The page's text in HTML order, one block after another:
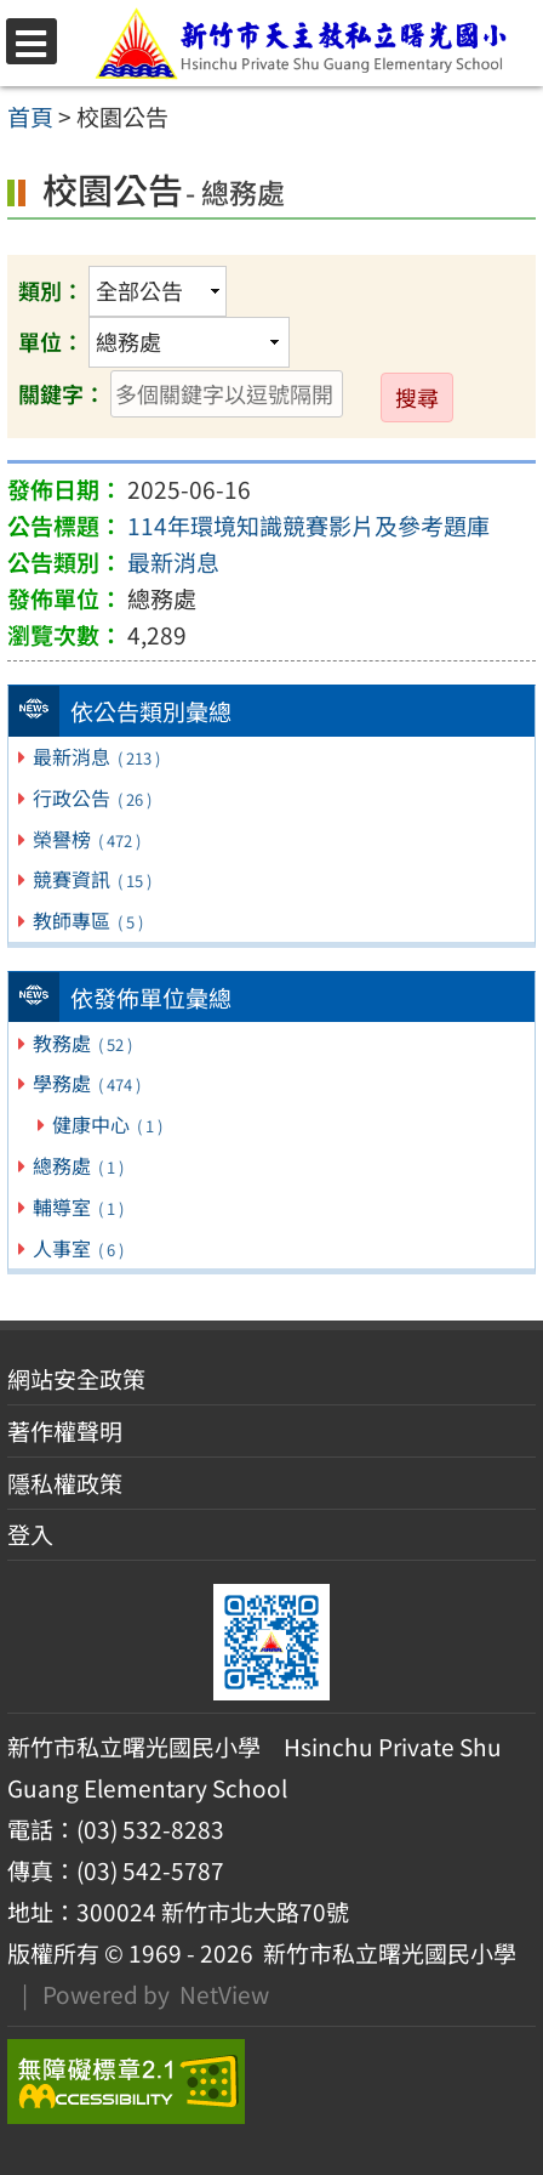
跳
至
主
內
容
選
單
首頁>校園公告
依公告類別彙總
最新消息 ( 213 )
行政公告 ( 26 )
榮譽榜 ( 472 )
競賽資訊 ( 15 )
教師專區 ( 5 )
依發佈單位彙總
教務處 ( 52 )
學務處 ( 474 )
健康中心 ( 1 )
總務處 ( 1 )
輔導室 ( 1 )
人事室 ( 6 )
校園公告- 總務處
類別：
單位：
關鍵字：
送
出
2025-06-16
114年環境知識競賽影片及參考題庫
最新消息
總務處
4,289
網站安全政策
著作權聲明
隱私權政策
登入
新竹市私立曙光國民小學 Hsinchu Private Shu
Guang Elementary School
電話：(03) 532-8283
傳真：(03) 542-5787
地址：300024 新竹市北大路70號
版權所有 © 1969 - 2026 新竹市私立曙光國民小學
| Powered by NetView